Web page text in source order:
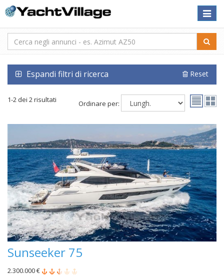
Toggle
Espandi filtri di ricerca Reset
1-2 dei 2 risultati Ordinare per:
Sunseeker 75
2.300.000 €